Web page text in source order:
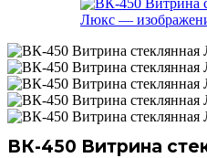
ВК-450 Витрина